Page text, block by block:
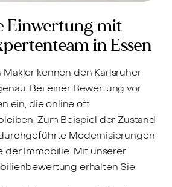
Einwertung mit
in Essen
kennen den Karlsruher
Bei einer Bewertung vor
ein, die online oft
Zum Beispiel der Zustand
Modernisierungen
der Immobilie. Mit unserer
erhalten Sie: